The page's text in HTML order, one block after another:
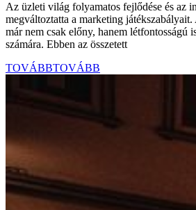
Az üzleti világ folyamatos fejlődése és az
megváltoztatta a marketing
már nem csak előny, hanem létfontosságú
számára. Ebben az összetett
TOVÁBBTOVÁBB